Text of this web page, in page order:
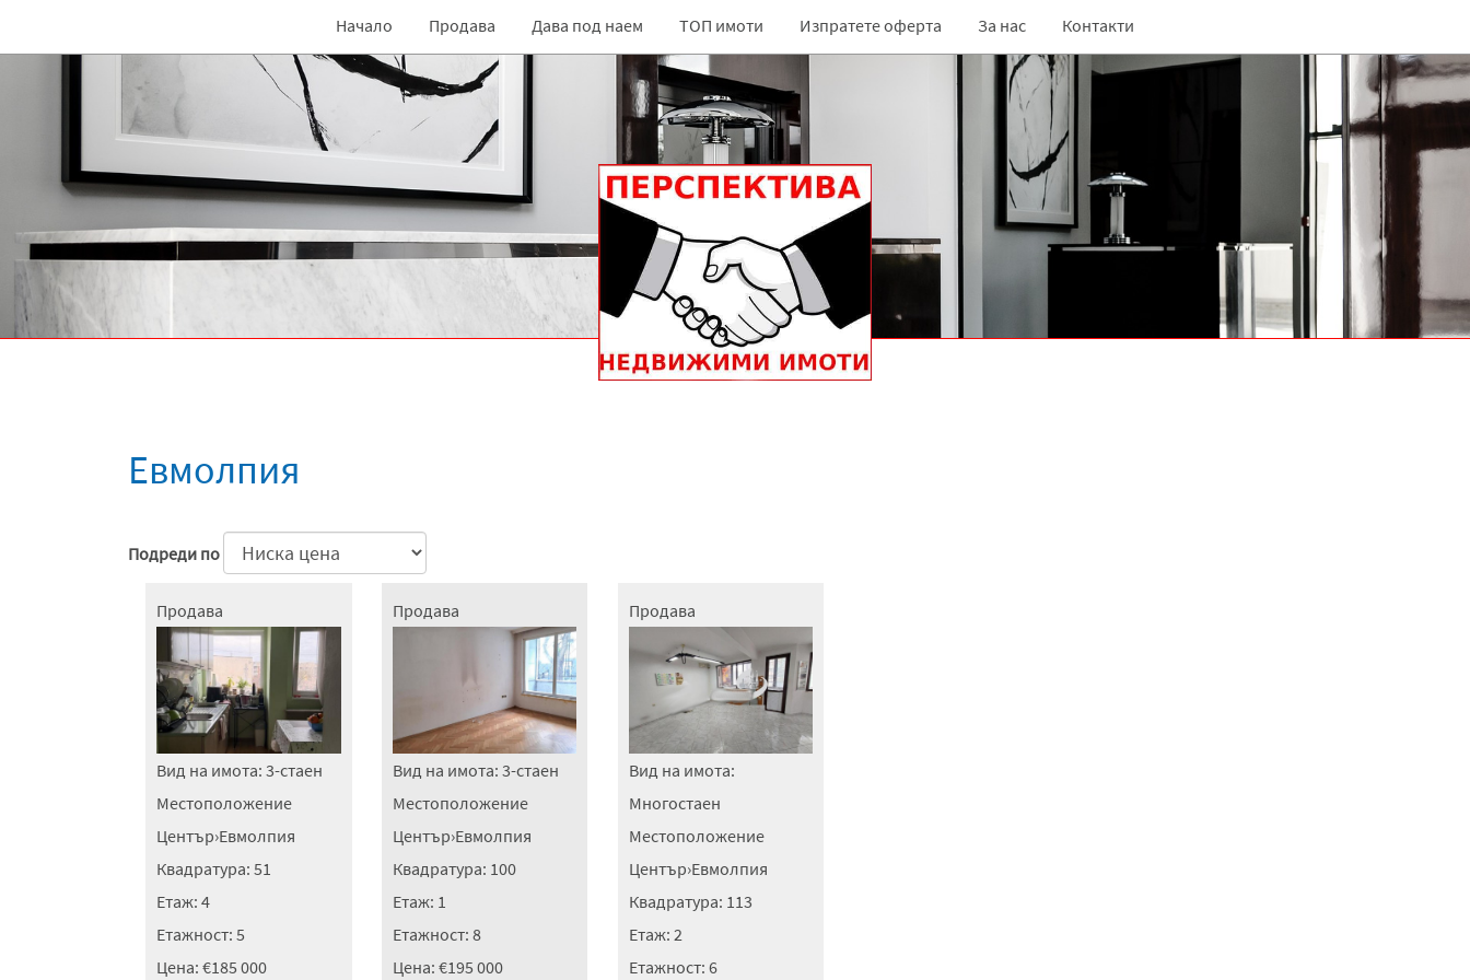
Начало Продава Дава под наем ТОП имоти Изпратете оферта За нас Контакти
Евмолпия
Подреди по
Продава
Вид на имота: 3-стаен
Местоположение
Център›Евмолпия
Квадратура: 51
Етаж: 4
Етажност: 5
Цена: €185 000
Продава
Вид на имота: 3-стаен
Местоположение
Център›Евмолпия
Квадратура: 100
Етаж: 1
Етажност: 8
Цена: €195 000
Продава
Вид на имота:
Многостаен
Местоположение
Център›Евмолпия
Квадратура: 113
Етаж: 2
Етажност: 6